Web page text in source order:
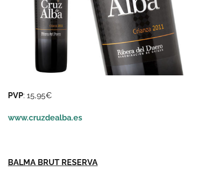
PVP: 15,95€
www.cruzdealba.es
BALMA BRUT RESERVA